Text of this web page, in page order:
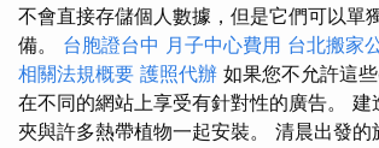
不會直接存儲個人數據，但是它們可以單
備。 台胞證台中 月子中心費用 台北搬家
相關法規概要 護照代辦 如果您不允許這
在不同的網站上享受有針對性的廣告。 建
夾與許多熱帶植物一起安裝。 清晨出發的